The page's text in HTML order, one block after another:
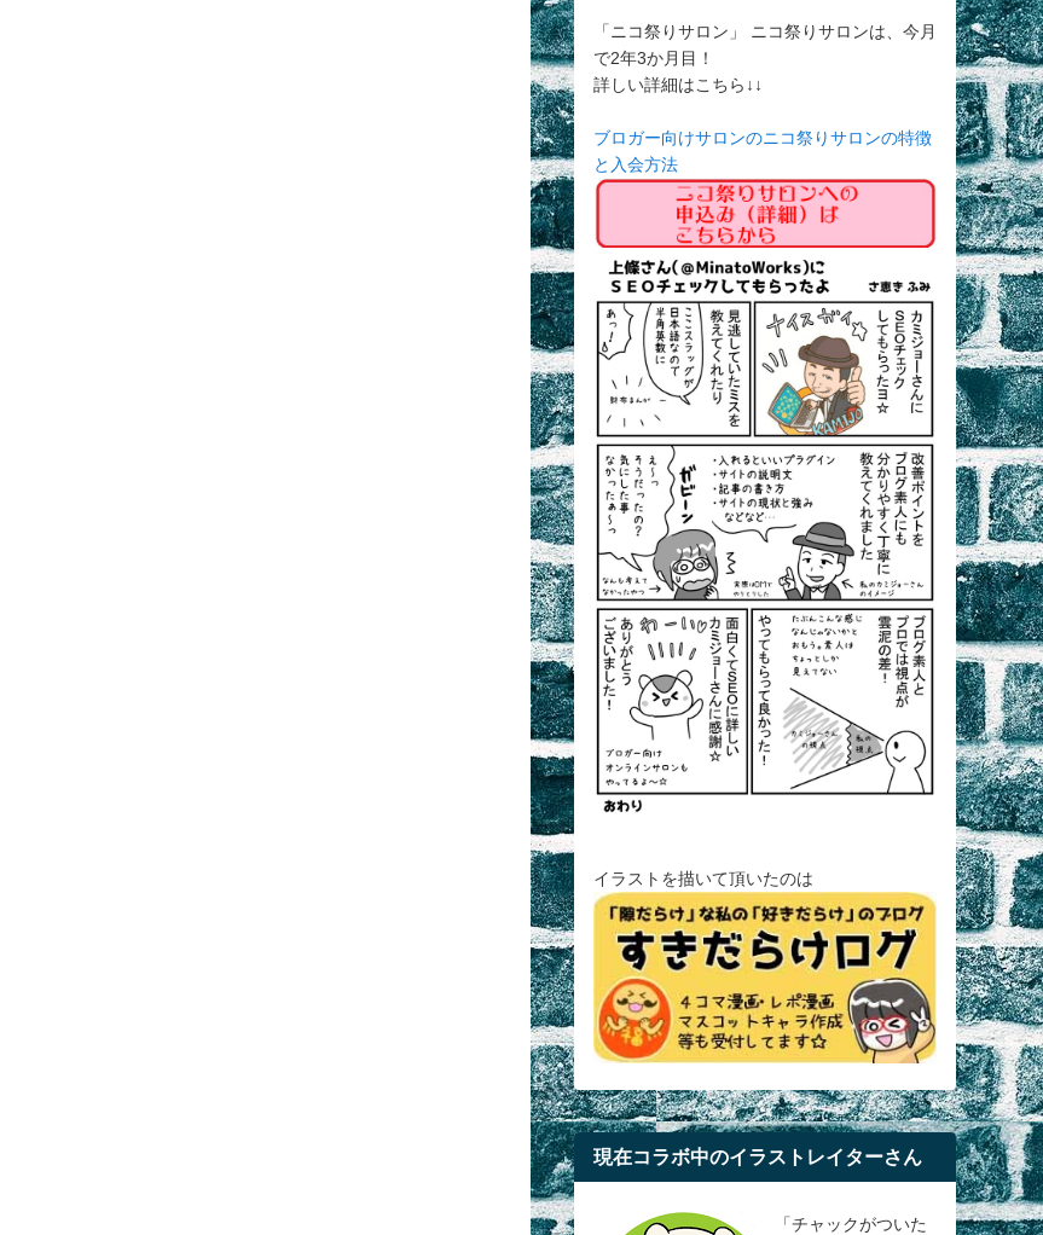
「ニコ祭りサロン」 ニコ祭りサロンは、今月
で2年3か月目！
詳しい詳細はこちら↓↓
ブロガー向けサロンのニコ祭りサロンの特徴
と入会方法
イラストを描いて頂いたのは
現在コラボ中のイラストレイターさん
「チャックがついた